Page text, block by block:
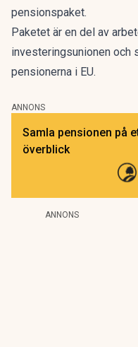
pensionspaket.
Paketet är en del av
investeringsunionen och
pensionerna i EU.
ANNONS
Samla pensionen på
överblick
ANNONS